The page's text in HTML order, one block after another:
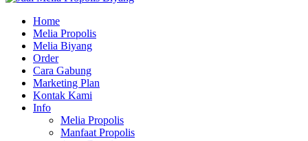
Home
Melia Propolis
Melia Biyang
Order
Cara Gabung
Marketing Plan
Kontak Kami
Info
Melia Propolis
Manfaat Propolis